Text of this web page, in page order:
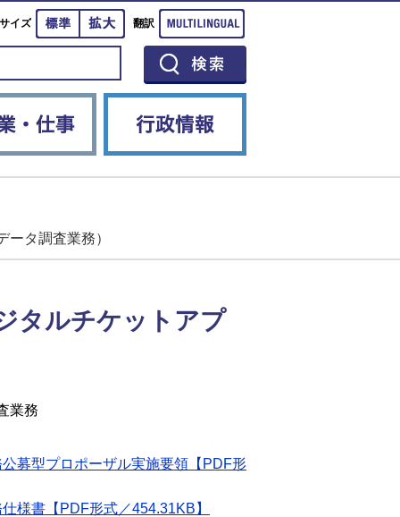
イズ 標準 拡大
翻訳
タ調査業務）
タルチケットアプ
業務
募型プロポーザル実施要領【PDF形
様書【PDF形式／454.31KB】